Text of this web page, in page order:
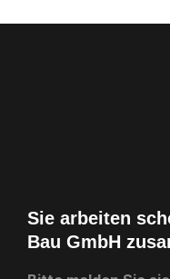
Sie arbeiten
Bau GmbH